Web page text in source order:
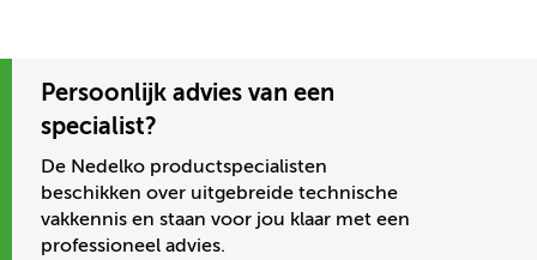
Persoonlijk advies van een
specialist?
De Nedelko productspecialisten
beschikken over uitgebreide technische
vakkennis en staan voor jou klaar met een
professioneel advies.